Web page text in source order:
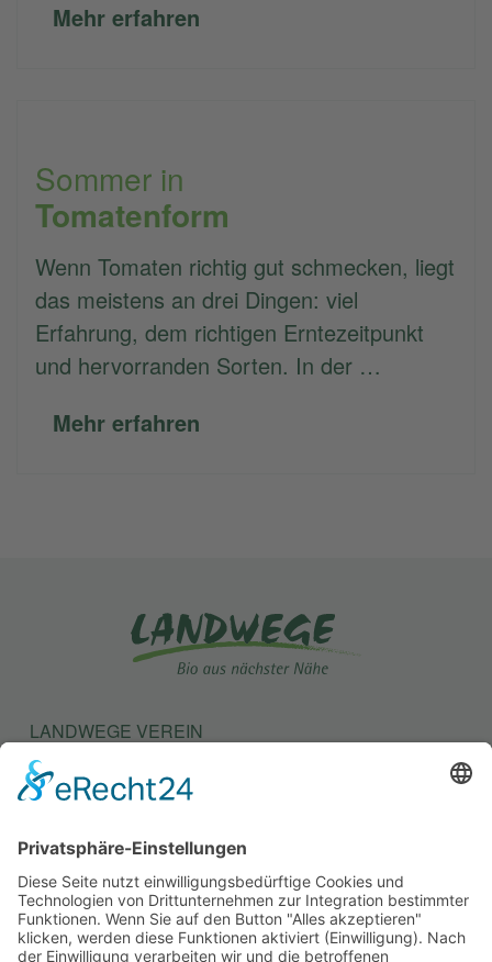
Mehr erfahren
Sommer in
Tomatenform
Wenn Tomaten richtig gut schmecken, liegt
das meistens an drei Dingen: viel
Erfahrung, dem richtigen Erntezeitpunkt
und hervorranden Sorten. In der …
Mehr erfahren
LANDWEGE VEREIN
LANDWEGE STIFTUNG
SATZUNG
BEITRAGSORDNUNG
MITGLIEDSANTRAG